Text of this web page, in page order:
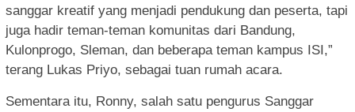
sanggar kreatif yang menjadi pendukung dan peserta, tapi
juga hadir teman-teman komunitas dari Bandung,
Kulonprogo, Sleman, dan beberapa teman kampus ISI,”
terang Lukas Priyo, sebagai tuan rumah acara.
Sementara itu, Ronny, salah satu pengurus Sanggar